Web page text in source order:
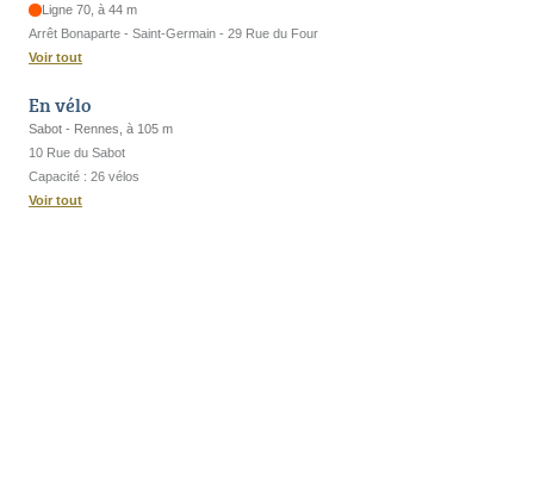
Ligne 70, à 44 m
Arrêt Bonaparte - Saint-Germain - 29 Rue du Four
Voir tout
En vélo
Sabot - Rennes, à 105 m
10 Rue du Sabot
Capacité : 26 vélos
Voir tout